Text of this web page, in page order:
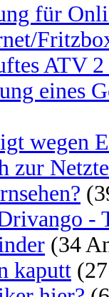
für
ATV
eines
wegen
zur
-
(34
kaputt